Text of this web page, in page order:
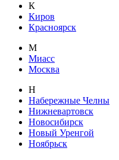
К
Киров
Красноярск
М
Миасс
Москва
Н
Набережные Челны
Нижневартовск
Новосибирск
Новый Уренгой
Ноябрьск